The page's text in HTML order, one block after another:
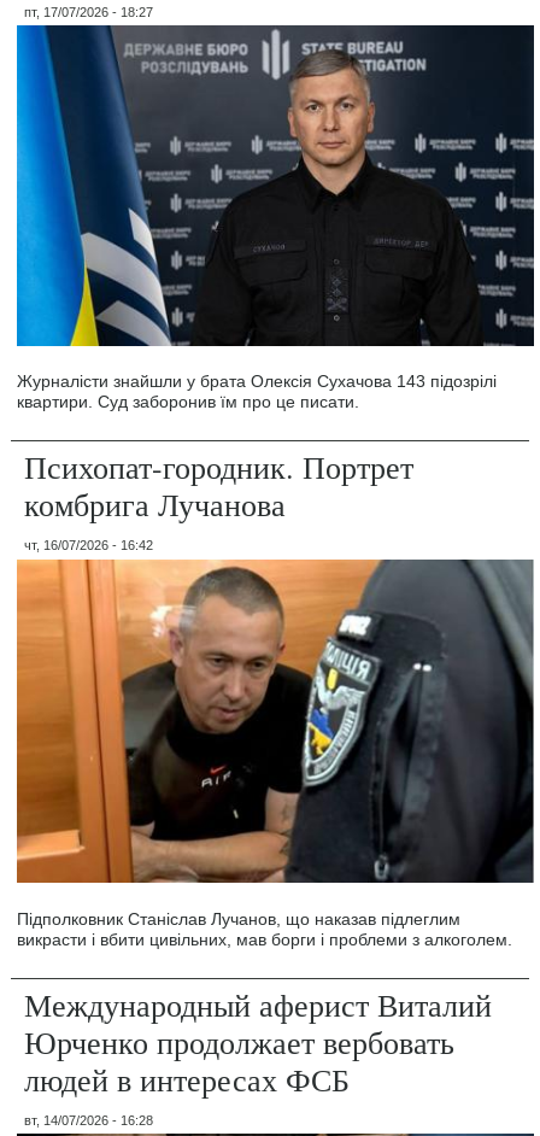
пт, 17/07/2026 - 18:27
Журналісти знайшли у брата Олексія Сухачова 143 підозрілі
квартири. Суд заборонив їм про це писати.
Психопат-городник. Портрет
комбрига Лучанова
чт, 16/07/2026 - 16:42
Підполковник Станіслав Лучанов, що наказав підлеглим
викрасти і вбити цивільних, мав борги і проблеми з алкоголем.
Международный аферист Виталий
Юрченко продолжает вербовать
людей в интересах ФСБ
вт, 14/07/2026 - 16:28